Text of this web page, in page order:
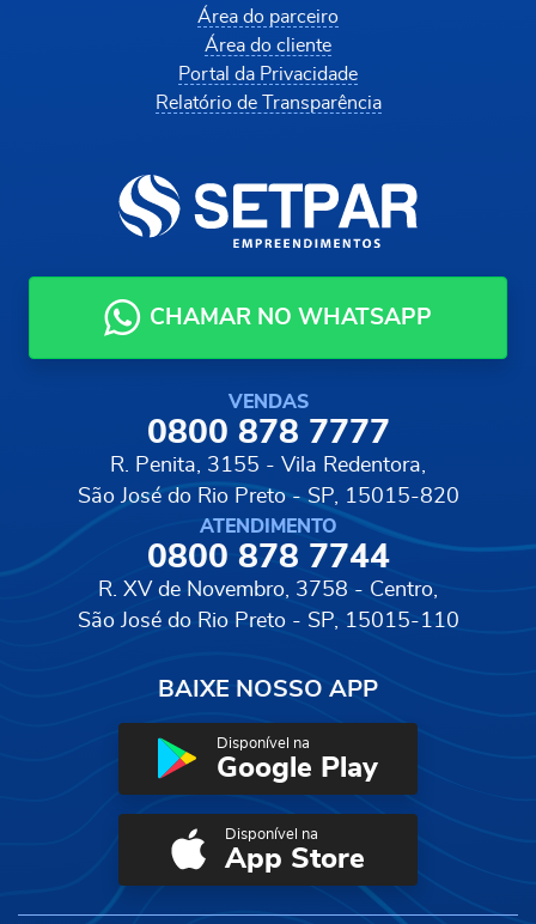
Área do parceiro
Área do cliente
Portal da Privacidade
Relatório de Transparência
CHAMAR NO WHATSAPP
VENDAS
0800 878 7777
R. Penita, 3155 - Vila Redentora,
São José do Rio Preto - SP, 15015-820
ATENDIMENTO
0800 878 7744
R. XV de Novembro, 3758 - Centro,
São José do Rio Preto - SP, 15015-110
BAIXE NOSSO APP
Disponível na
Google Play
Disponível na
App Store